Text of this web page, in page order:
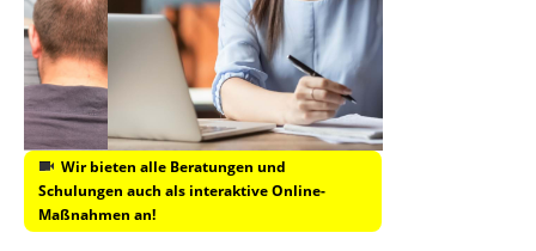
Wir bieten alle Beratungen und
Schulungen auch als interaktive Online-
Maßnahmen an!